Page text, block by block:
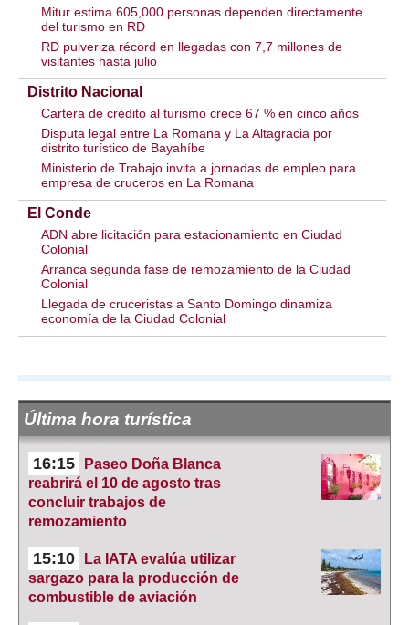
Mitur estima 605,000 personas dependen directamente
del turismo en RD
RD pulveriza récord en llegadas con 7,7 millones de
visitantes hasta julio
Distrito Nacional
Cartera de crédito al turismo crece 67 % en cinco años
Disputa legal entre La Romana y La Altagracia por
distrito turístico de Bayahíbe
Ministerio de Trabajo invita a jornadas de empleo para
empresa de cruceros en La Romana
El Conde
ADN abre licitación para estacionamiento en Ciudad
Colonial
Arranca segunda fase de remozamiento de la Ciudad
Colonial
Llegada de cruceristas a Santo Domingo dinamiza
economía de la Ciudad Colonial
Última hora turística
16:15
Paseo Doña Blanca
reabrirá el 10 de agosto tras
concluir trabajos de
remozamiento
15:10
La IATA evalúa utilizar
sargazo para la producción de
combustible de aviación